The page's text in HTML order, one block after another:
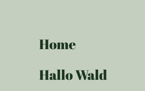
Home
Hallo Wald